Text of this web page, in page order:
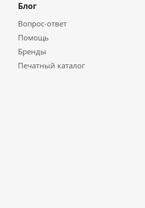
Блог
Вопрос-ответ
Помощь
Бренды
Печатный каталог